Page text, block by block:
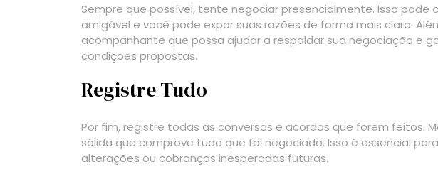
Sempre que possível, tente negociar presencialmente. Isso pode
amigável e você pode expor suas razões de forma mais clara.
acompanhante que possa ajudar a respaldar sua negociação e
condições propostas.
Registre Tudo
Por fim, registre todas as conversas e acordos que forem feitos.
sólida que comprove tudo que foi negociado. Isso é essencial
alterações ou cobranças inesperadas futuras.